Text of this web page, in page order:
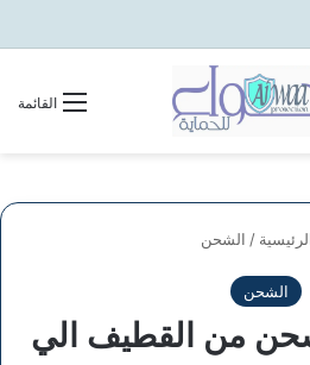
القائمة
/ الشحن
الشحن
من القطيف الي